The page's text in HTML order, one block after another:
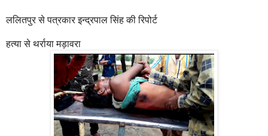
ललितपुर से पत्रकार इन्द्रपाल सिंह की रिपोर्ट
हत्या से थर्राया मड़ावरा